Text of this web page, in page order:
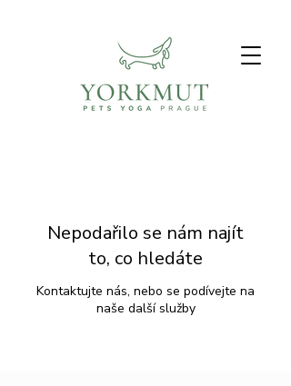
Nepodařilo se nám najít
to, co hledáte
Kontaktujte nás, nebo se podívejte na
naše další služby